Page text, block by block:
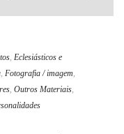
, Eclesiásticos e
, Fotografia / imagem,
, Outros Materiais,